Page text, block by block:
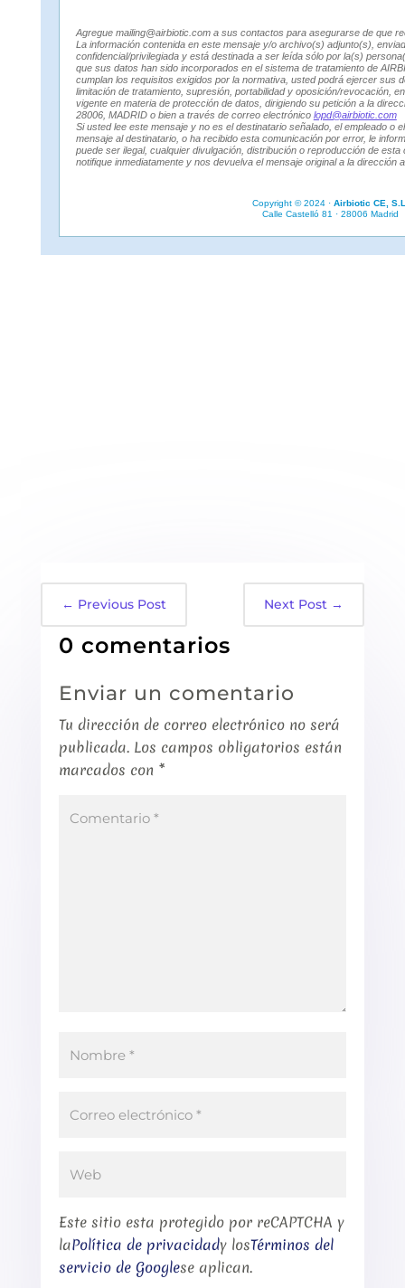
Agregue mailing@airbiotic.com a sus contactos para asegurarse de que
La información contenida en este mensaje y/o archivo(s) adjunto(s),
confidencial/privilegiada y está destinada a ser leída sólo por la(s)
que sus datos han sido incorporados en el sistema de tratamiento de
cumplan los requisitos exigidos por la normativa, usted podrá ejercer sus
limitación de tratamiento, supresión, portabilidad y oposición/revocación,
vigente en materia de protección de datos, dirigiendo su petición a la
28006, MADRID o bien a través de correo electrónico lopd@airbiotic.com
Si usted lee este mensaje y no es el destinatario señalado, el empleado o
mensaje al destinatario, o ha recibido esta comunicación por error, le
puede ser ilegal, cualquier divulgación, distribución o reproducción de
notifique inmediatamente y nos devuelva el mensaje original a la dirección
Copyright © 2024 ·Airbiotic CE,
Calle Castelló 81 · 28006 Madrid
← Previous Post Next Post →
0 comentarios
Enviar un comentario
Tu dirección de correo electrónico no será
publicada. Los campos obligatorios están
marcados con *
Este sitio esta protegido por reCAPTCHA y
laPolítica de privacidady losTérminos del
servicio de Googlese aplican.